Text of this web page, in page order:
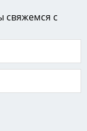
свяжемся с